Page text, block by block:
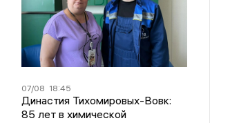
07/08 18:45
Династия Тихомировых-Вовк:
85 лет в химической